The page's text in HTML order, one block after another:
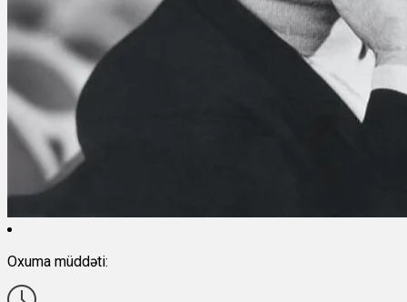
Oxuma müddəti: